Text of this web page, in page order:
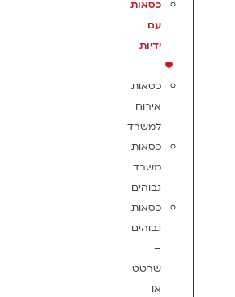
כסאות
עם
ידיות
כסאות
אירוח
למשרד
כסאות
משרד
גבוהים
כסאות
גבוהים
–
שרטט
או